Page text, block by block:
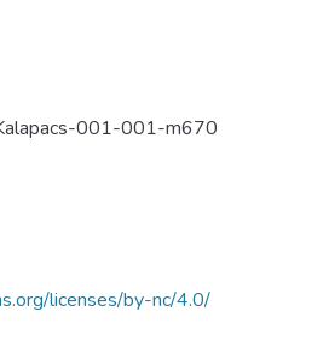
001-001-m670
licenses/by-nc/4.0/